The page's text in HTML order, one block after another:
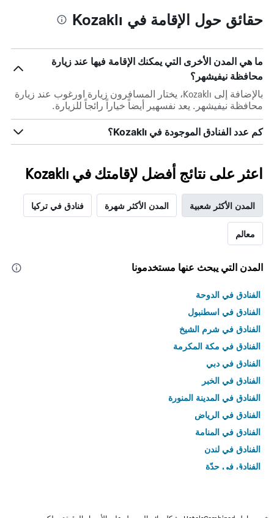
حقائق حول الإقامة في Kozaklı
ما هي المدن الأخرى التي يمكنك الإقامة فيها عند زيارة
محافظة نيفيشهر؟
بالإضافة إلى Kozaklı، يختار المسافرون زيارة اورغوب عند زيارة
محافظة نيفيشهر. يعد نفسهير أيضاً خياراً رائجاً للزيارة.
كم عدد الفنادق الموجودة في Kozaklı؟
اعثر على نتائج أفضل لإقامتك في Kozaklı
المدن الأكثر شعبية المدن الأكثر شهرة فنادق في تركيا
معالم
المدن التي يبحث عنها مستخدمونا
الفنادق في الدوحة
الفنادق في اسطنبول
الفنادق في شرم الشيخ
الفنادق في مكة المكرمة
الفنادق في دبي
الفنادق في الخبر
الفنادق في المدينة المنورة
الفنادق في الرياض
الفنادق في المنامة
الفنادق في لندن
الفنادق في جدّة